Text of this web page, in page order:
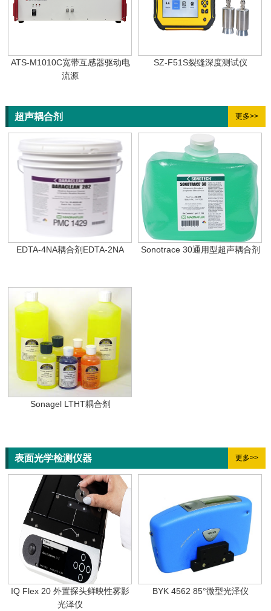
ATS-M1010C宽带互感器驱动电
流源
SZ-F51S裂缝深度测试仪
超声耦合剂 更多>>
EDTA-4NA​耦合剂EDTA-2NA​ Sonotrace 30通用型超声耦合剂
Sonagel LTHT耦合剂
表面光学检测仪器 更多>>
IQ Flex 20 外置探头鲜映性雾影
光泽仪
BYK 4562 85°微型光泽仪